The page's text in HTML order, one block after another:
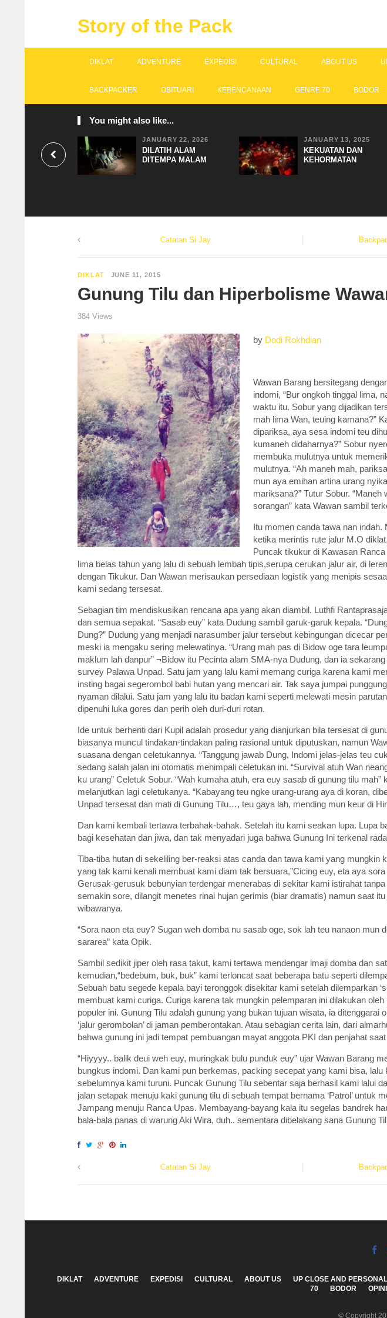
Story of the Pack
DIKLAT ADVENTURE EXPEDISI CULTURAL ABOUT US
BACKPACKER OBITUARI KEBENCANAAN GENRE 70 BODOR
You might also like...
JANUARY 22, 2026
DILATIH ALAM
DITEMPA MALAM
JANUARY 13, 2025
KEKUATAN DAN
KEHORMATAN
Catatan Si Jay
DIKLAT JUNE 11, 2015
Gunung Tilu dan Hiperbolisme
384 Views
by Dodi Rokhdian
Wawan Barang bersitegang
indomi, “Bur ongkoh tinggal lima,
waktu itu. Sobur yang dijadikan
mah lima Wan, teuing kamana?”
dipariksa, aya sesa indomi teu
kumaneh didaharnya?” Sobur
membuka mulutnya untuk
mulutnya. “Ah maneh mah,
mun aya emihan artina urang
mariksana?” Tutur Sobur.
sorangan” kata Wawan sambil
Itu momen canda tawa nan
ketika merintis rute jalur M.O
Puncak tikukur di Kawasan
lima belas tahun yang lalu di sebuah lembah tipis,serupa cerukan jalur air, di
dengan Tikukur. Dan Wawan merisaukan persediaan logistik yang menipis
kami sedang tersesat.
Sebagian tim mendiskusikan rencana apa yang akan diambil. Luthfi
dan semua sepakat. “Sasab euy” kata Dudung sambil garuk-garuk kepala.
Dung?” Dudung yang menjadi narasumber jalur tersebut kebingungan dicecar
meski ia mengaku sering melewatinya. “Urang mah pas di Bidow oge tara
maklum lah danpur” ¬Bidow itu Pecinta alam SMA-nya Dudung, dan ia
survey Palawa Unpad. Satu jam yang lalu kami memang curiga karena kami
insting bagai segerombol babi hutan yang mencari air. Tak saya jumpai
nyaman dilalui. Satu jam yang lalu itu badan kami seperti melewati mesin
dipenuhi luka gores dan perih oleh duri-duri rotan.
Ide untuk berhenti dari Kupil adalah prosedur yang dianjurkan bila tersesat di
biasanya muncul tindakan-tindakan paling rasional untuk diputuskan, namun
suasana dengan celetukannya. “Tanggung jawab Dung, Indomi jelas-jelas teu
sedang salah jalan ini otomatis menimpali celetukan ini. “Survival atuh Wan
ku urang” Celetuk Sobur. “Wah kumaha atuh, era euy sasab di gunung tilu
melanjutkan lagi celetukanya. “Kabayang teu ngke urang-urang aya di koran,
Unpad tersesat dan mati di Gunung Tilu…, teu gaya lah, mending mun keur di
Dan kami kembali tertawa terbahak-bahak. Setelah itu kami seakan lupa. Lupa
bagi kesehatan dan jiwa, dan tak menyadari juga bahwa Gunung Ini terkenal
Tiba-tiba hutan di sekeliling ber-reaksi atas canda dan tawa kami yang mungkin
yang tak kami kenali membuat kami diam tak bersuara,”Cicing euy, eta aya
Gerusak-gerusuk bebunyian terdengar menerabas di sekitar kami istirahat
semakin sore, dilangit menetes rinai hujan gerimis (biar dramatis) namun saat
wibawanya.
“Sora naon eta euy? Sugan weh domba nu sasab oge, sok lah teu nanaon mun
sararea” kata Opik.
Sambil sedikit jiper oleh rasa takut, kami tertawa mendengar imaji domba dan
kemudian,“bedebum, buk, buk” kami terloncat saat beberapa batu seperti
Sebuah batu segede kepala bayi teronggok disekitar kami setelah dilemparkan
membuat kami curiga. Curiga karena tak mungkin pelemparan ini dilakukan oleh
populer ini. Gunung Tilu adalah gunung yang bukan tujuan wisata, ia ditenggarai
‘jalur gerombolan’ di jaman pemberontakan. Atau sebagian cerita lain, dari
bahwa gunung ini jadi tempat pembuangan mayat anggota PKI dan penjahat
“Hiyyyy.. balik deui weh euy, muringkak bulu punduk euy” ujar Wawan Barang
bungkus indomi. Dan kami pun berkemas, packing secepat yang kami bisa, lalu
sebelumnya kami turuni. Puncak Gunung Tilu sebentar saja berhasil kami lalui
jalan setapak menuju kaki gunung tilu di sebuah tempat bernama ‘Patrol’ untuk
Jampang menuju Ranca Upas. Membayang-bayang kala itu segelas bandrek
bala-bala panas di warung Aki Wira, duh.. sementara dibelakang sana Gunung
Catatan Si Jay
DIKLAT ADVENTURE EXPEDISI CULTURAL ABOUT US UP CLOSE AND PERSONAL
70
BODOR OPINI
© Copyright